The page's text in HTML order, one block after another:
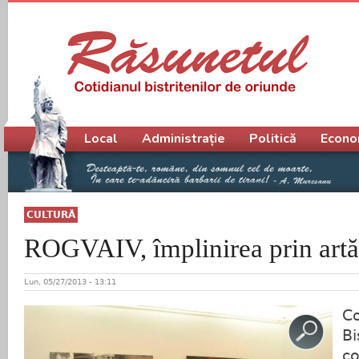
CULTURĂ
ROGVAIV, împlinirea prin artă
Lun, 05/27/2013 - 13:11
Meniu principal
Local Administrație Politică